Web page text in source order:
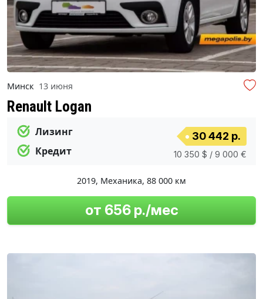
Минск 13 июня
Renault Logan
Лизинг
Кредит
30 442 р.
10 350 $ / 9 000 €
2019, Механика, 88 000 км
от 656 р./мес